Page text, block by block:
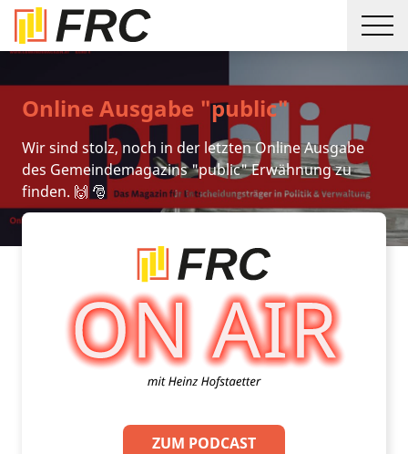
Online Ausgabe "public"
Wir sind stolz, noch in der letzten Online Ausgabe
des Gemeindemagazins "public" Erwähnung zu
finden. 🙌 🎅
ZUM PODCAST